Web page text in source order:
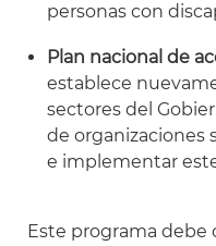
personas con
Plan nacional de
establece
sectores del
de organizaciones
e implementar
Este programa debe